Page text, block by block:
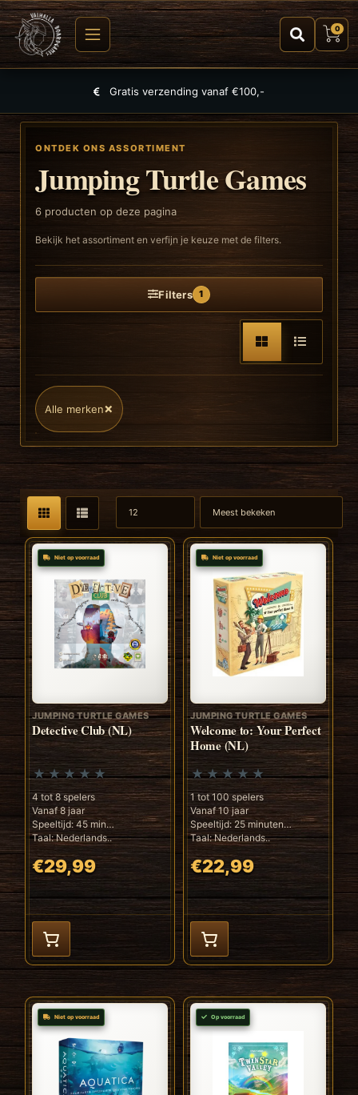
0
Gratis verzending vanaf €100,-
ONTDEK ONS ASSORTIMENT
Jumping Turtle Games
6 producten op deze pagina
Bekijk het assortiment en verfijn je keuze met de filters.
Filters 1
Alle merken×
Niet op voorraad
JUMPING TURTLE GAMES
Detective Club (NL)
4 tot 8 spelers
Vanaf 8 jaar
Speeltijd: 45 min
Taal: Nederlands..
€29,99
Niet op voorraad
JUMPING TURTLE GAMES
Welcome to: Your Perfect
Home (NL)
1 tot 100 spelers
Vanaf 10 jaar
Speeltijd: 25 minuten
Taal: Nederlands..
€22,99
Niet op voorraad Op voorraad